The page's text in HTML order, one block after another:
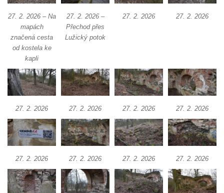
Kaple Nanebevstoupení Panny Marie ve
Svitavě
Kostel Nejsvětější Trojice ve Velenicích
Kostel svatého Vavřince v Okounově
Kostel svatých Petra a Pavla v Semilech
Kostel Nanebevzetí Panny Marie (St. Mariä
Himmelfahrt) v Schirgiswalde
Kostel svaté Máří Magdaleny u hradu
Krasíkov
Kaple Olivetské hory pod věží kostela
27. 2. 2026 – Na
mapách
značená cesta
od kostela ke
kapli
27. 2. 2026 –
Přechod přes
Lužický potok
27. 2. 2026 27. 2. 2026
27. 2. 2026 27. 2. 2026 27. 2. 2026 27. 2. 2026
27. 2. 2026 27. 2. 2026 27. 2. 2026 27. 2. 2026